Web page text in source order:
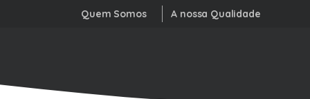
Quem Somos A nossa Qualidade